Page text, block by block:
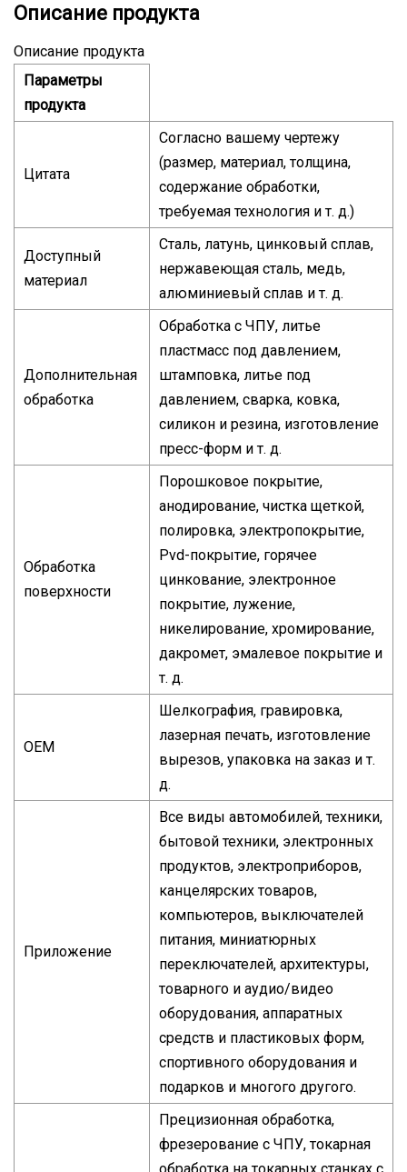
Описание продукта
Описание продукта
Параметры
продукта
Цитата
Согласно вашему чертежу
(размер, материал, толщина,
содержание обработки,
требуемая технология и т. д.)
Доступный
материал
Сталь, латунь, цинковый сплав,
нержавеющая сталь, медь,
алюминиевый сплав и т. д.
Дополнительная
обработка
Обработка с ЧПУ, литье
пластмасс под давлением,
штамповка, литье под
давлением, сварка, ковка,
силикон и резина, изготовление
пресс-форм и т. д.
Обработка
поверхности
Порошковое покрытие,
анодирование, чистка щеткой,
полировка, электропокрытие,
Pvd-покрытие, горячее
цинкование, электронное
покрытие, лужение,
никелирование, хромирование,
дакромет, эмалевое покрытие и
т. д.
OEM
Шелкография, гравировка,
лазерная печать, изготовление
вырезов, упаковка на заказ и т.
д.
Приложение
Все виды автомобилей, техники,
бытовой техники, электронных
продуктов, электроприборов,
канцелярских товаров,
компьютеров, выключателей
питания, миниатюрных
переключателей, архитектуры,
товарного и аудио/видео
оборудования, аппаратных
средств и пластиковых форм,
спортивного оборудования и
подарков и многого другого.
Прецизионная обработка,
фрезерование с ЧПУ, токарная